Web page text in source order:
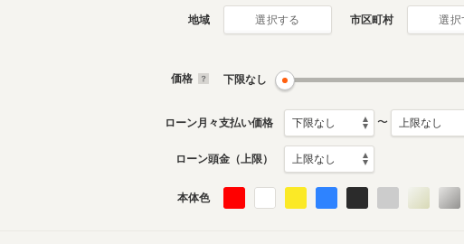
地域 選択する 市区町村 選択
価格 下限なし
ローン月々支払い価格 〜
ローン頭金（上限）
本体色